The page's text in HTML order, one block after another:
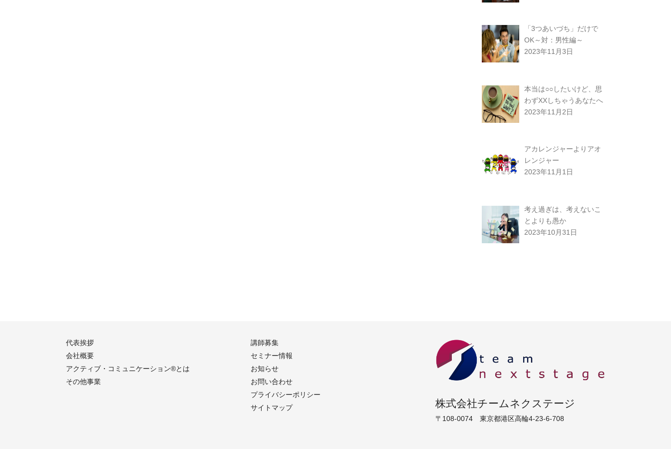
「3つあいづち」だけで
OK～対：男性編～
2023年11月3日
本当は○○したいけど、思
わずXXしちゃうあなたへ
2023年11月2日
アカレンジャーよりアオ
レンジャー
2023年11月1日
考え過ぎは、考えないこ
とよりも愚か
2023年10月31日
代表挨拶
会社概要
アクティブ・コミュニケーション®︎とは
その他事業
講師募集
セミナー情報
お知らせ
お問い合わせ
プライバシーポリシー
サイトマップ
株式会社チームネクステージ
〒108-0074 東京都港区高輪4-23-6-708